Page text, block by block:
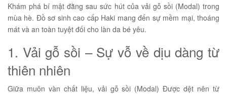
Khám phá bí mật đằng sau sức hút của vải gỗ sồi (Modal) trong
mùa hè. Đồ sơ sinh cao cấp Haki mang đến sự mềm mại, thoáng
mát và an toàn tuyệt đối cho làn da bé yêu.
1. Vải gỗ sồi – Sự vỗ về dịu dàng từ
thiên nhiên
Giữa muôn vàn chất liệu, vải gỗ sồi (Modal) Được dệt nên từ